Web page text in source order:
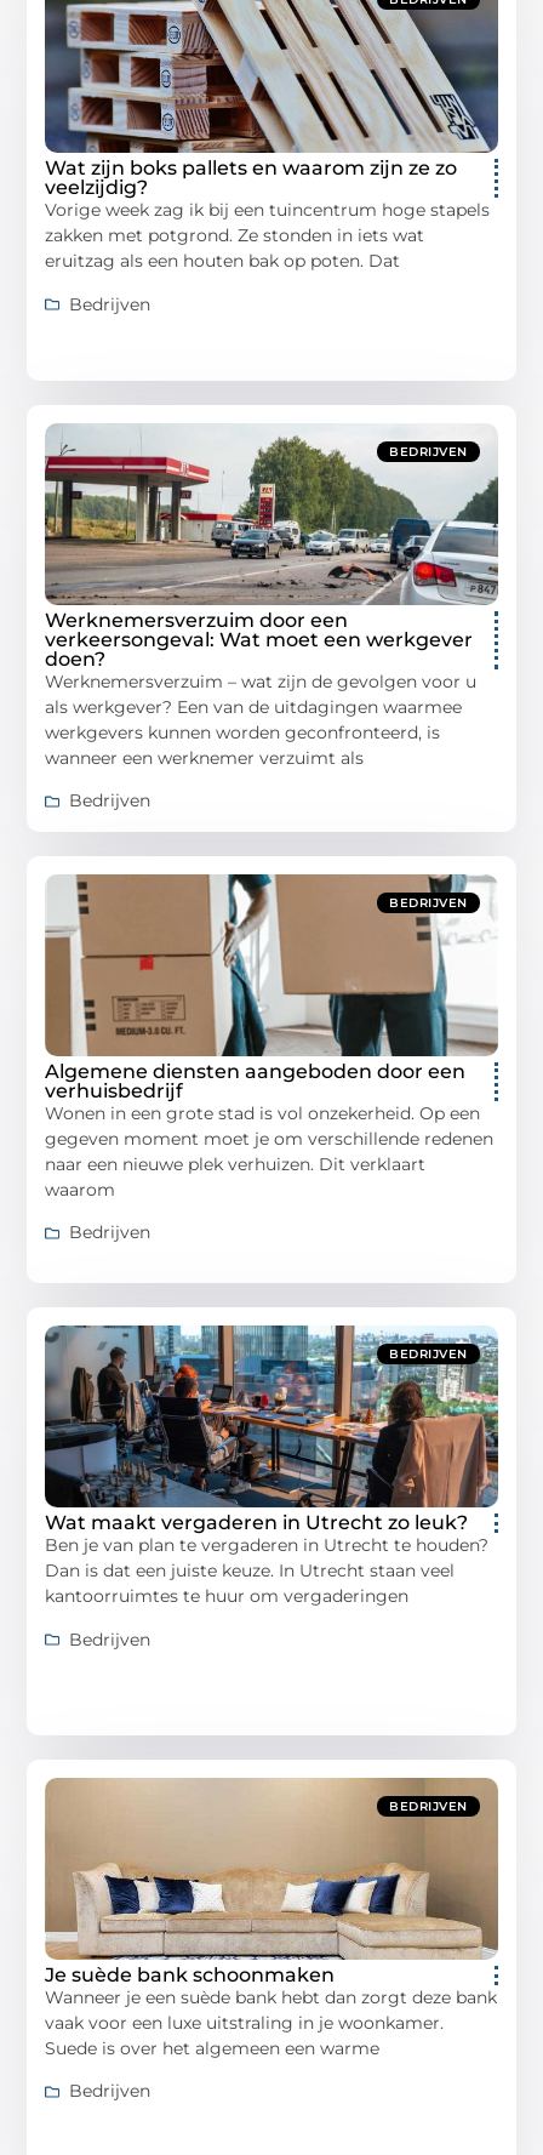
Wat zijn boks pallets en waarom zijn ze zo
veelzijdig?
Vorige week zag ik bij een tuincentrum hoge stapels
zakken met potgrond. Ze stonden in iets wat
eruitzag als een houten bak op poten. Dat
Bedrijven
BEDRIJVEN
Werknemersverzuim door een
verkeersongeval: Wat moet een werkgever
doen?
Werknemersverzuim – wat zijn de gevolgen voor u
als werkgever? Een van de uitdagingen waarmee
werkgevers kunnen worden geconfronteerd, is
wanneer een werknemer verzuimt als
Bedrijven
BEDRIJVEN
Algemene diensten aangeboden door een
verhuisbedrijf
Wonen in een grote stad is vol onzekerheid. Op een
gegeven moment moet je om verschillende redenen
naar een nieuwe plek verhuizen. Dit verklaart
waarom
Bedrijven
BEDRIJVEN
Wat maakt vergaderen in Utrecht zo leuk?
Ben je van plan te vergaderen in Utrecht te houden?
Dan is dat een juiste keuze. In Utrecht staan veel
kantoorruimtes te huur om vergaderingen
Bedrijven
BEDRIJVEN
Je suède bank schoonmaken
Wanneer je een suède bank hebt dan zorgt deze bank
vaak voor een luxe uitstraling in je woonkamer.
Suede is over het algemeen een warme
Bedrijven